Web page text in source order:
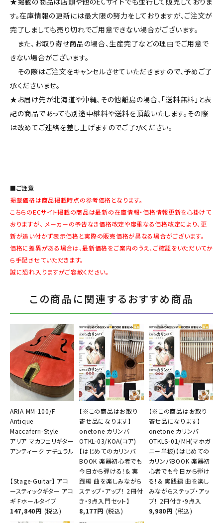
す。在庫情報の更新には最大限の努力をしておりますが、ご注文が
完了しましても売り切れでご用意できない場合がございます。
また、お取り寄せ商品の場合、生産完了などの理由でご用意で
きない場合がございます。
その際はご注文をキャンセルさせていただきますので、予めご了
承くださいませ。
★お届け先が北海道や沖縄、その他離島の場合、「送料無料」と表
記の商品であっても別途中継料や送料を頂戴いたします。その際
は改めてご連絡を差し上げますのでご了承ください。
■ご注意
掲載価格は商品掲載時点の参考価格となります。
こちらのECサイト掲載の商品は最新の在庫情報・価格情報更新を心掛けて
おりますが、 メーカーの予告なき価格改定や度重なる価格改定により、更
新が追い付かず表示価格と実際の販売価格が異なる場合がございます。
価格に差異がある場合は、最新価格をご案内のうえ、ご確認をいただいてか
ら手配させていただきます。
誠に恐れ入りますがご容赦ください。
この商品に関連するおすすめ商品
ARIA MM-100/F
Antique
Maccaferri-Style
アリア マカフェリギター
アンティーク ナチュラル
【Stage-Guitar】 アコ
ースティックギター アコ
ギ Fホールタイプ
147,840円 (税込)
【※この商品はお取り
寄せ品になります】
onetone カリンバ
OTKL-03/KOA(コア)
【はじめてのカリンバ
BOOK 楽器初心者でも
今日から弾ける！& 実
践編 曲を楽しみながら
ステップ・アップ！ 2冊付
き・9点入門セット】
8,177円 (税込)
【※この商品はお取り
寄せ品になります】
onetone カリンバ
OTKLS-01/MH(マホガ
ニー単板)【はじめての
カリンバBOOK 楽器初
心者でも今日から弾け
る！& 実践編 曲を楽し
みながらステップ・アッ
プ！ 2冊付き・9点入
9,980円 (税込)